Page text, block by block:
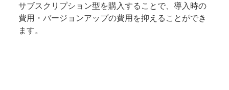
サブスクリプション型を購入することで、導入時の
費用・バージョンアップの費用を抑えることができ
ます。